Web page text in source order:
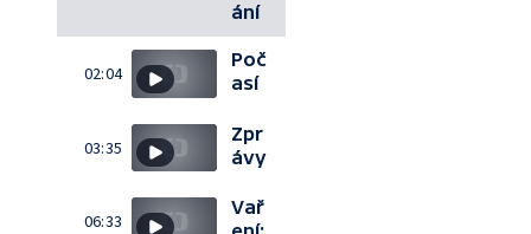
ání
02:04
Poč
así
03:35
Zpr
ávy
06:33
Vař